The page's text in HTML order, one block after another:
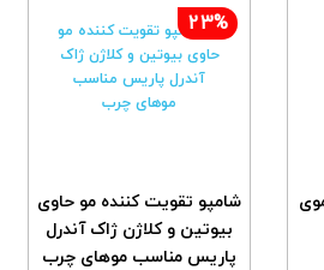
23%
شامپو تقویت کننده مو حاوی
بیوتین و کلاژن ژاک آندرل
پاریس مناسب موهای چرب